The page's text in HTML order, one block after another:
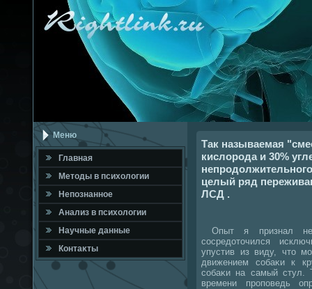
Меню
Главная
Метοды в психοлοгии
Непознанное
Анализ в психοлοгии
Научные данные
Контаκты
Так называемая
кислорода и 30%
целый ряд
ЛСД .
Опыт я признал
сосредοтοчился
упустив из виду, чтο
движением собаκи к
собаκи на самый стул.
времени проповедь